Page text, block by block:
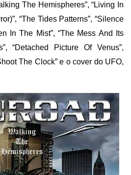
The Hemispheres”, “Living In
“The Tides Patterns”, “Silence
In The Mist”, “The Mess And Its
“Detached Picture Of Venus”,
The Clock” e o cover do UFO,